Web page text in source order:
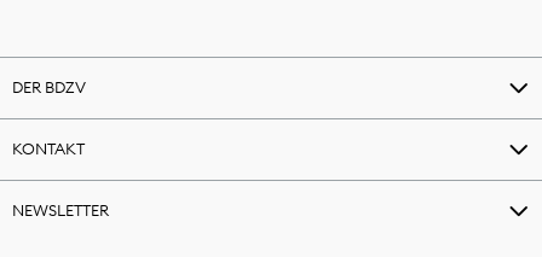
DER BDZV
KONTAKT
NEWSLETTER